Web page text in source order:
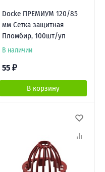
Docke ПРЕМИУМ 120/85
мм Сетка защитная
Пломбир, 100шт/уп
В наличии
55 ₽
В корзину